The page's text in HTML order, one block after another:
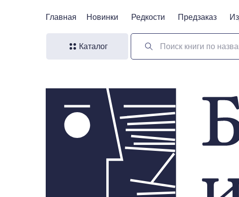
Поиск книги по
Новинки Предзаказ
Редкости
Главная
Каталог
Новинки Предзаказ
Редкости
Главная